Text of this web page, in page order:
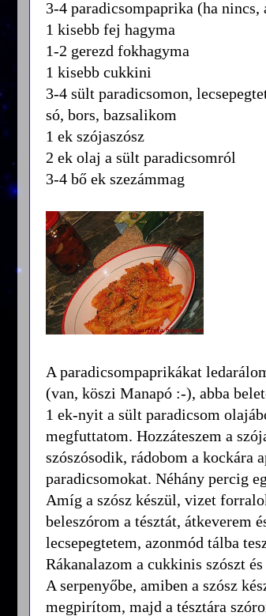
3-4 paradicsompaprika (ha
1 kisebb fej hagyma
1-2 gerezd fokhagyma
1 kisebb cukkini
3-4 sült paradicsomon,
só, bors, bazsalikom
1 ek szójaszósz
2 ek olaj a sült paradicsomról
3-4 bő ek szezámmag
A paradicsompaprikákat
(van, köszi Manapó :-), abba
1 ek-nyit a sült paradicsom
megfuttatom. Hozzáteszem a
szószósodik, rádobom a
paradicsomokat. Néhány percig
Amíg a szósz készül, vizet
beleszórom a tésztát, átkeverem
lecsepegtetem, azonmód tálba
Rákanalazom a cukkinis szószt
A serpenyőbe, amiben a szósz
megpirítom, majd a tésztára